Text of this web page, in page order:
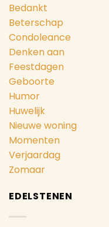
Bedankt
Beterschap
Condoleance
Denken aan
Feestdagen
Geboorte
Humor
Huwelijk
Nieuwe woning
Momenten
Verjaardag
Zomaar
EDELSTENEN